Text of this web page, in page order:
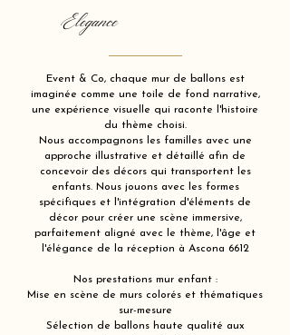
Elegance
Event & Co, chaque mur de ballons est
imaginée comme une toile de fond narrative,
une expérience visuelle qui raconte l'histoire
du thème choisi.
Nous accompagnons les familles avec une
approche illustrative et détaillé afin de
concevoir des décors qui transportent les
enfants. Nous jouons avec les formes
spécifiques et l'intégration d'éléments de
décor pour créer une scène immersive,
parfaitement aligné avec le thème, l'âge et
l'élégance de la réception à Ascona 6612
Nos prestations mur enfant :
Mise en scène de murs colorés et thématiques
sur-mesure
Sélection de ballons haute qualité aux